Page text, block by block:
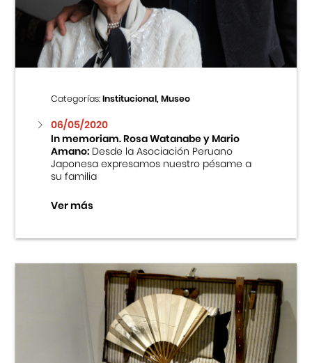
Centro Cultural Peruano Japonés
Cursos
Museo de la Inmigración Japonesa
Fondo Editorial
Teatro Peruano Japonés
Categorías:Institucional, Museo
06/05/2020
In memoriam. Rosa Watanabe y Mario
Amano:Desde la Asociación Peruano
Japonesa expresamos nuestro pésame a
su familia
Ver más